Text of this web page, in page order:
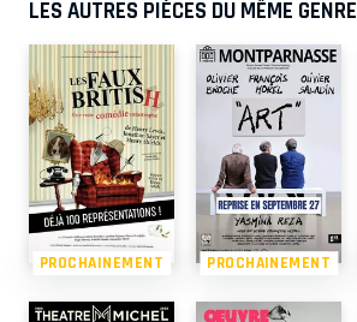
LES AUTRES PIÈCES DU MÊME GENRE
PROCHAINEMENT PROCHAINEMENT